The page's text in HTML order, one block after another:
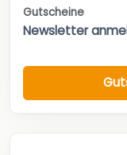
Gutscheine
Newsletter